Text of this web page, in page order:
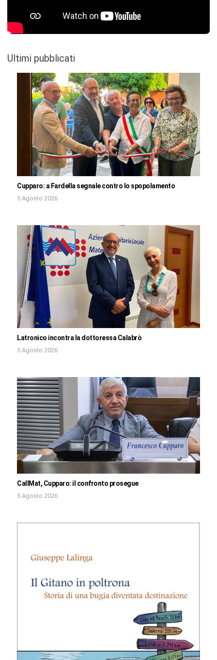
Ultimi pubblicati
Cupparo: a Fardella segnale contro lo spopolamento
5 Agosto 2026
Latronico incontra la dottoressa Calabrò
5 Agosto 2026
CallMat, Cupparo: il confronto prosegue
5 Agosto 2026